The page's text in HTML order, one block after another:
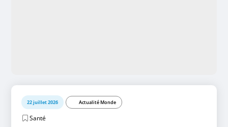
22 juillet 2026 Actualité Monde
Santé